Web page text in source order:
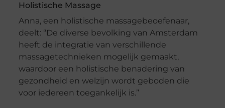
Holistische Massage
Anna, een holistische massagebeoefenaar,
deelt: “De diverse bevolking van Amsterdam
heeft de integratie van verschillende
massagetechnieken mogelijk gemaakt,
waardoor een holistische benadering van
gezondheid en welzijn wordt geboden die
voor iedereen toegankelijk is.”